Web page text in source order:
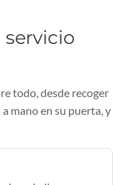
todo, desde recoger
mano en su puerta, y